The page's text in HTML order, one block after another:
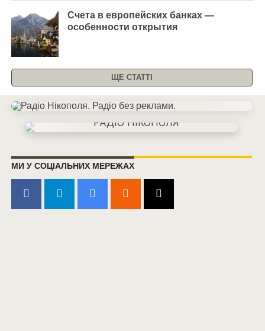
Счета в европейских банках —
особенности открытия
ЩЕ СТАТТІ
МИ У СОЦІАЛЬНИХ МЕРЕЖАХ